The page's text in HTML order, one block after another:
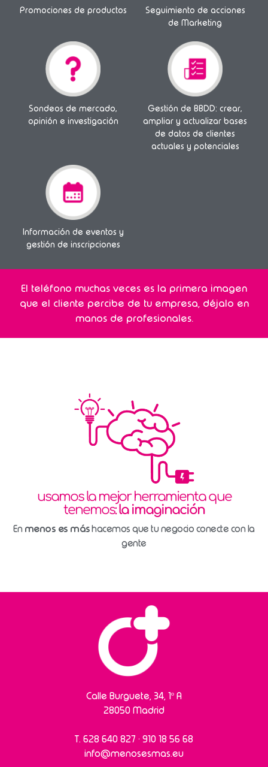
Promociones de productos
Seguimiento de acciones
de Marketing
Sondeos de mercado,
opinión e investigación
Gestión de BBDD: crear,
ampliar y actualizar bases
de datos de clientes
actuales y potenciales
Información de eventos y
gestión de inscripciones
El teléfono muchas veces es la primera imagen
que el cliente percibe de tu empresa, déjalo en
manos de profesionales.
usamos la mejor herramienta que
tenemos:la imaginación
En menos es máshacemos que tu negocio conecte con la
gente
Calle Burguete, 34, 1º A
28050 Madrid
T. 628 640 827 · 910 18 56 68
info@menosesmas.eu